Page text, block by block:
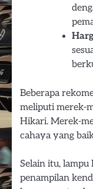
Beberapa
meliputi merek-
Hikari. Merek-
cahaya yang
Selain itu,
penampilan